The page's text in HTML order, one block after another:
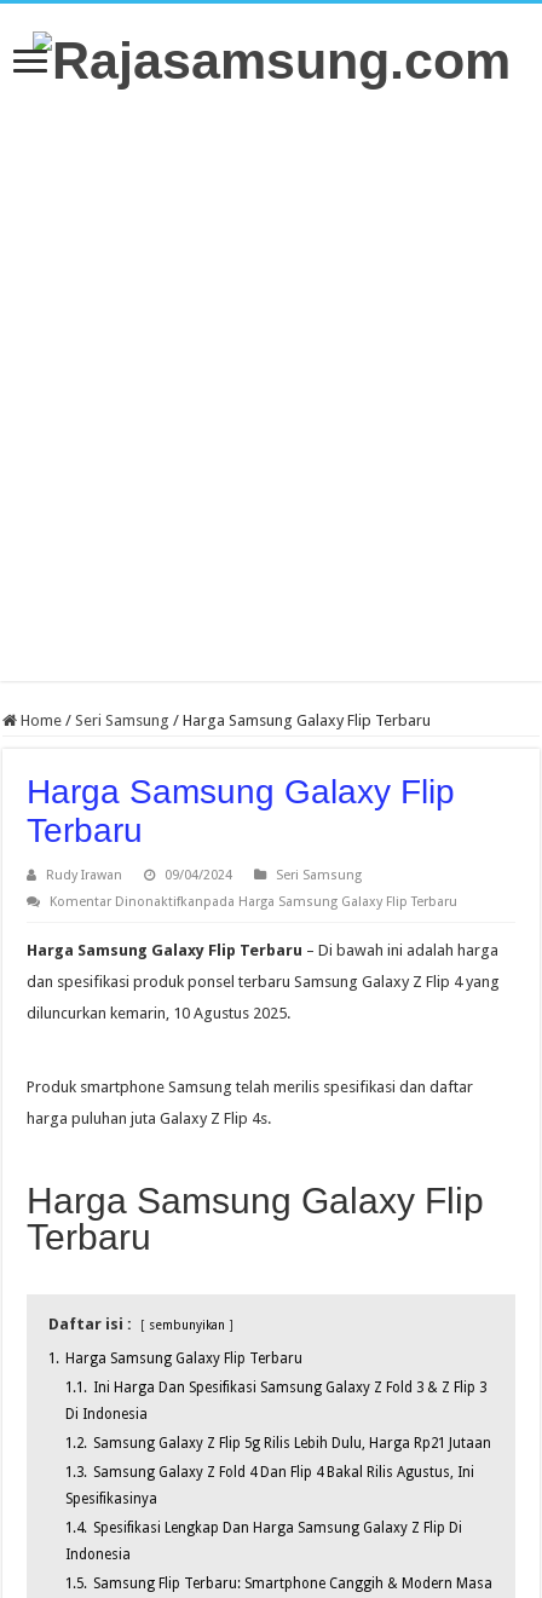
Home / Seri Samsung / Harga Samsung Galaxy Flip Terbaru
Harga Samsung Galaxy Flip
Terbaru
Rudy Irawan 09/04/2024
Seri Samsung
Komentar Dinonaktifkanpada Harga Samsung Galaxy Flip Terbaru
Harga Samsung Galaxy Flip Terbaru – Di bawah ini adalah harga
dan spesifikasi produk ponsel terbaru Samsung Galaxy Z Flip 4 yang
diluncurkan kemarin, 10 Agustus 2025.
Produk smartphone Samsung telah merilis spesifikasi dan daftar
harga puluhan juta Galaxy Z Flip 4s.
Harga Samsung Galaxy Flip
Terbaru
Daftar isi : sembunyikan
1. Harga Samsung Galaxy Flip Terbaru
1.1. Ini Harga Dan Spesifikasi Samsung Galaxy Z Fold 3 & Z Flip 3
Di Indonesia
1.2. Samsung Galaxy Z Flip 5g Rilis Lebih Dulu, Harga Rp21 Jutaan
1.3. Samsung Galaxy Z Fold 4 Dan Flip 4 Bakal Rilis Agustus, Ini
Spesifikasinya
1.4. Spesifikasi Lengkap Dan Harga Samsung Galaxy Z Flip Di
Indonesia
1.5. Samsung Flip Terbaru: Smartphone Canggih & Modern Masa